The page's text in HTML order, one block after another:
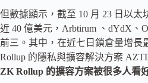
但數據顯示，截至 10 月 23 日以太
近 40 億美元，Arbtirum 、dYdX、
前三。其中，在近七日鎖倉量增長
Rollup 的隱私與擴容解決方案
ZK Rollup 的擴容方案被很多人看